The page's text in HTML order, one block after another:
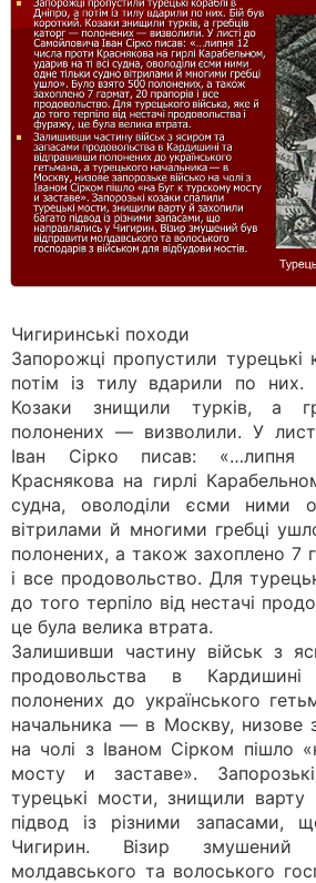
Чигиринські походи
Запорожці пропустили турецькі
потім із тилу вдарили по них.
Козаки знищили турків, а
полонених — визволили. У
Іван Сірко писав:
Краснякова на гирлі
судна, оволоділи єсми ними
вітрилами й многими гребці
полонених, а також захоплено 7
і все продовольство. Для
до того терпіло від нестачі
це була велика втрата.
Залишивши частину військ з
продовольства в
полонених до українського
начальника — в Москву, низове
на чолі з Іваном Сірком пішло
мосту и заставе».
турецькі мости, знищили варту
підвод із різними запасами,
Чигирин. Візир змушений
молдавського та волоського